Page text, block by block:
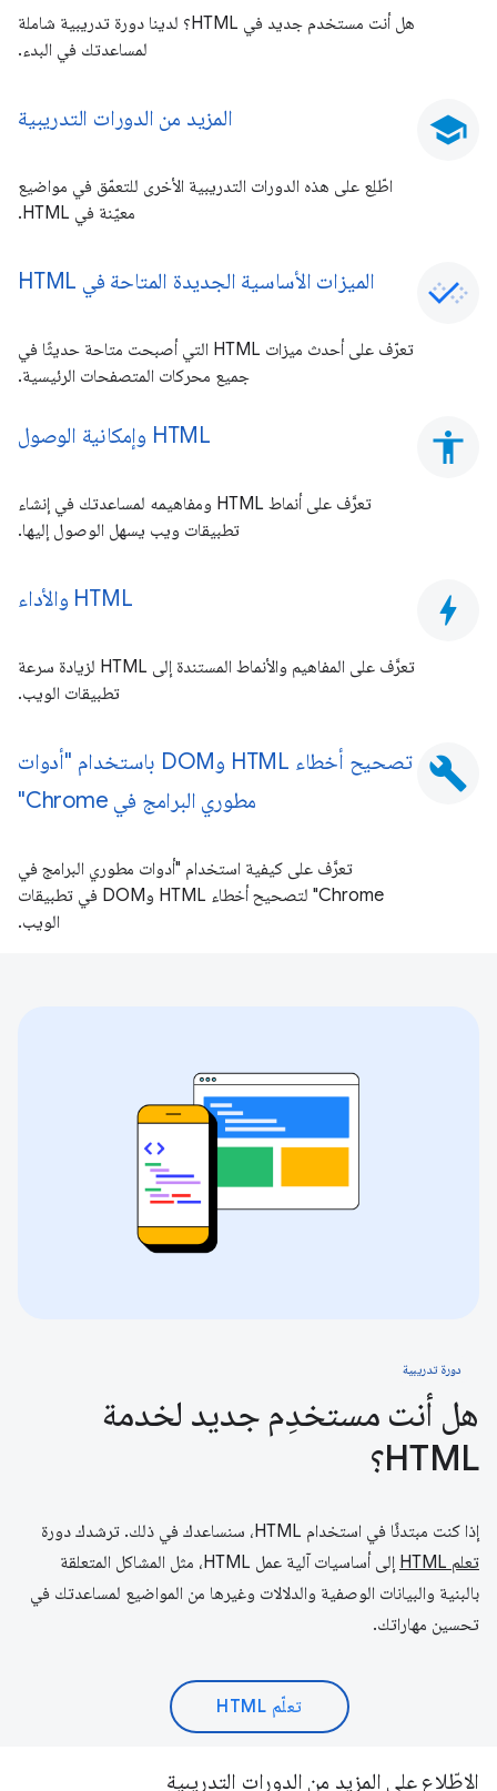
هل أنت مستخدم جديد في HTML؟ لدينا دورة تدريبية شاملة
لمساعدتك في البدء.
school المزيد من الدورات التدريبية
اطّلِع على هذه الدورات التدريبية الأخرى للتعمّق في مواضيع
معيّنة في HTML.
الميزات الأساسية الجديدة المتاحة في HTML
تعرّف على أحدث ميزات HTML التي أصبحت متاحة حديثًا في
جميع محركات المتصفحات الرئيسية.
accessibility HTML وإمكانية الوصول
تعرَّف على أنماط HTML ومفاهيمه لمساعدتك في إنشاء
تطبيقات ويب يسهل الوصول إليها.
bolt HTML والأداء
تعرَّف على المفاهيم والأنماط المستندة إلى HTML لزيادة سرعة
تطبيقات الويب.
build
تصحيح أخطاء HTML وDOM باستخدام "أدوات
مطوري البرامج في Chrome"
تعرَّف على كيفية استخدام "أدوات مطوري البرامج في
Chrome" لتصحيح أخطاء HTML وDOM في تطبيقات
الويب.
دورة تدريبية
هل أنت مستخدِم جديد لخدمة
HTML؟
إذا كنت مبتدئًا في استخدام HTML، سنساعدك في ذلك. ترشدك دورة
تعلم HTML
إلى أساسيات آلية عمل HTML، مثل المشاكل المتعلقة
بالبنية والبيانات الوصفية والدلالات وغيرها من المواضيع لمساعدتك في
تحسين مهاراتك.
تعلّم HTML
الاطّلاع على المزيد من الدورات التدريبية